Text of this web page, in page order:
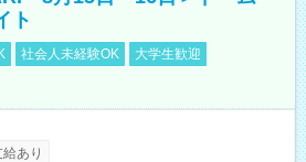
ト
社会人未経験OK
大学生歓迎
あり